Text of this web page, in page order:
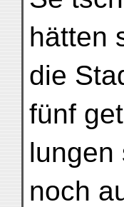
hätten
die
fünf
lungen
noch